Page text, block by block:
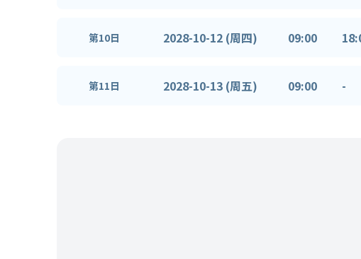
第10日 2028-10-12 (周四) 09:00
第11日 2028-10-13 (周五) 09:00 -